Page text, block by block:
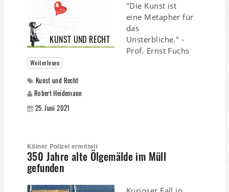
KUNST UND RECHT
"Die Kunst ist
eine Metapher für
das
Unsterbliche." -
Prof. Ernst Fuchs
Weiterlesen
Kunst und Recht
Robert Heidemann
25. Juni 2021
Kölner Polizei ermittelt
350 Jahre alte Ölgemälde im Müll
gefunden